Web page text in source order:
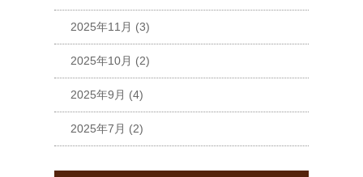
2025年11月 (3)
2025年10月 (2)
2025年9月 (4)
2025年7月 (2)